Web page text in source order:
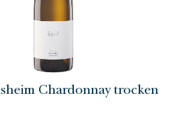
Chardonnay trocken